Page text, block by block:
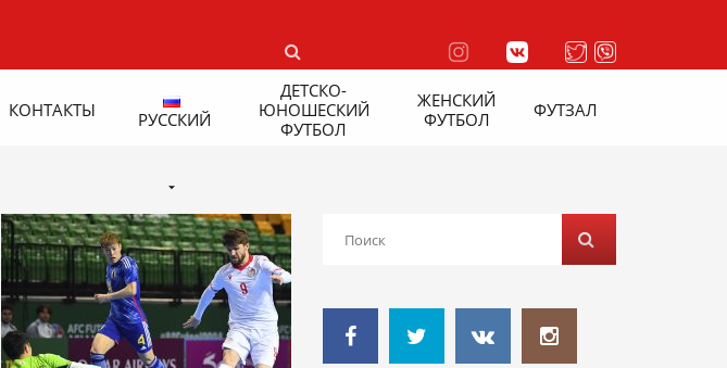
КОНТАКТЫ РУССКИЙ
ДЕТСКО-
ЮНОШЕСКИЙ
ФУТБОЛ
ЖЕНСКИЙ
ФУТБОЛ
ФУТЗАЛ